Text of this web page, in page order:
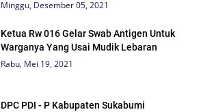
Minggu, Desember 05, 2021
Ketua Rw 016 Gelar Swab Antigen Untuk
Warganya Yang Usai Mudik Lebaran
Rabu, Mei 19, 2021
DPC PDI - P Kabupaten Sukabumi